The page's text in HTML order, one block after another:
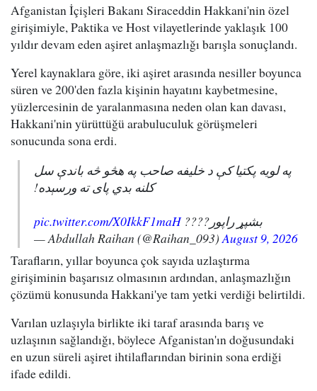
Afganistan İçişleri Bakanı Siraceddin Hakkani'nin özel
girişimiyle, Paktika ve Host vilayetlerinde yaklaşık 100
yıldır devam eden aşiret anlaşmazlığı barışla sonuçlandı.
Yerel kaynaklara göre, iki aşiret arasında nesiller boyunca
süren ve 200'den fazla kişinin hayatını kaybetmesine,
yüzlercesinin de yaralanmasına neden olan kan davası,
Hakkani'nin yürüttüğü arabuluculuk görüşmeleri
sonucunda sona erdi.
په لویه پکتیا کې د خلیفه صاحب په هڅو څه باندې سل
کلنه بدي پای ته ورسېده!
بشپړ راپور????pic.twitter.com/X0IkkF1maH
— Abdullah Raihan (@Raihan_093)August 9, 2026
Tarafların, yıllar boyunca çok sayıda uzlaştırma
girişiminin başarısız olmasının ardından, anlaşmazlığın
çözümü konusunda Hakkani'ye tam yetki verdiği belirtildi.
Varılan uzlaşıyla birlikte iki taraf arasında barış ve
uzlaşının sağlandığı, böylece Afganistan'ın doğusundaki
en uzun süreli aşiret ihtilaflarından birinin sona erdiği
ifade edildi.